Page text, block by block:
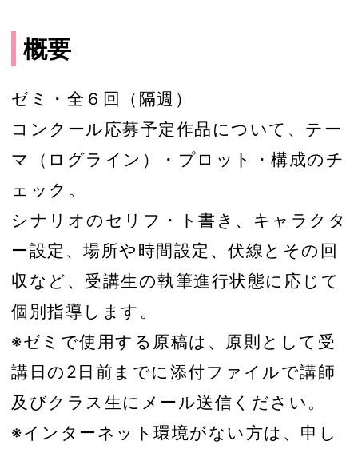
概要
ゼミ・全６回（隔週）
コンクール応募予定作品について、テー
マ（ログライン）・プロット・構成のチ
ェック。
シナリオのセリフ・ト書き、キャラクタ
ー設定、場所や時間設定、伏線とその回
収など、受講生の執筆進行状態に応じて
個別指導します。
※ゼミで使用する原稿は、原則として受
講日の2日前までに添付ファイルで講師
及びクラス生にメール送信ください。
※インターネット環境がない方は、申し